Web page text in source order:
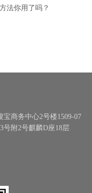
法你用了吗？
商务中心2号楼1509-07
号附2号麒麟D座18层